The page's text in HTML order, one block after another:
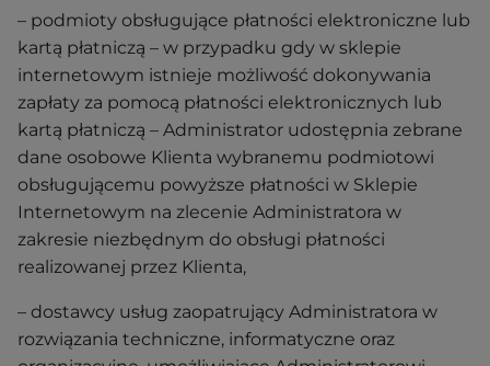
– podmioty obsługujące płatności elektroniczne lub
kartą płatniczą – w przypadku gdy w sklepie
internetowym istnieje możliwość dokonywania
zapłaty za pomocą płatności elektronicznych lub
kartą płatniczą – Administrator udostępnia zebrane
dane osobowe Klienta wybranemu podmiotowi
obsługującemu powyższe płatności w Sklepie
Internetowym na zlecenie Administratora w
zakresie niezbędnym do obsługi płatności
realizowanej przez Klienta,
– dostawcy usług zaopatrujący Administratora w
rozwiązania techniczne, informatyczne oraz